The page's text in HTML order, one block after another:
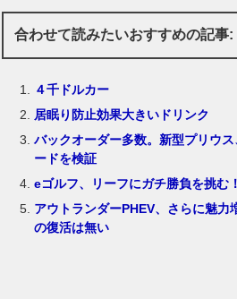
合わせて読みたいおすすめの記事:
４千ドルカー
居眠り防止効果大きいドリンク
バックオーダー多数。新型プリウ
ードを検証
eゴルフ、リーフにガチ勝負を挑む！
アウトランダーPHEV、さらに魅力
の復活は無い